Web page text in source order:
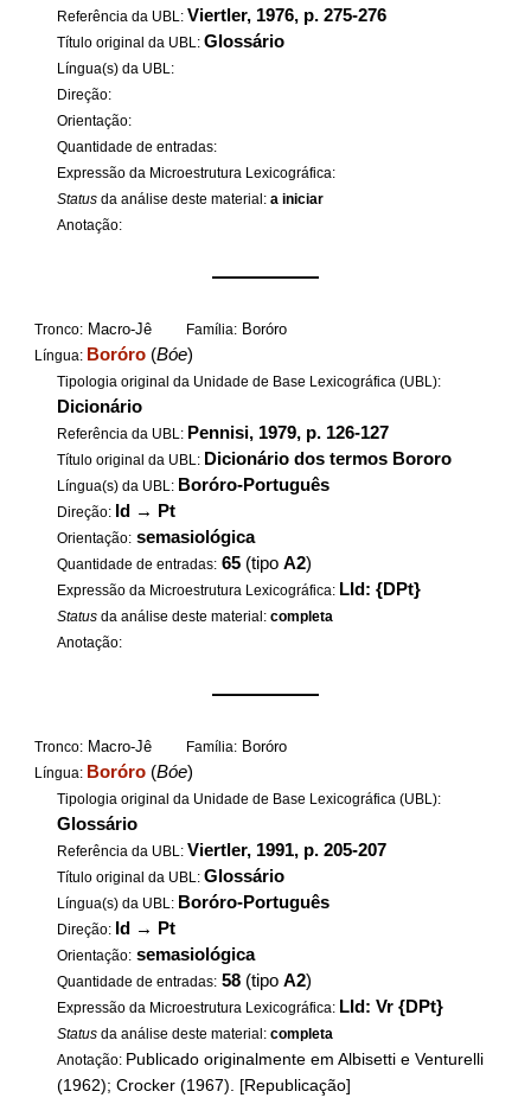
Referência da UBL: Viertler, 1976, p. 275-276
Título original da UBL:Glossário
Língua(s) da UBL:
Direção:
Orientação:
Quantidade de entradas:
Expressão da Microestrutura Lexicográfica:
Status da análise deste material:a iniciar
Anotação:
——————
Tronco: Macro-Jê Família: Boróro
Língua: Boróro (Bóe)
Tipologia original da Unidade de Base Lexicográfica (UBL):
Dicionário
Referência da UBL: Pennisi, 1979, p. 126-127
Título original da UBL: Dicionário dos termos Bororo
Língua(s) da UBL: Boróro-Português
Direção: Id → Pt
Orientação: semasiológica
Quantidade de entradas: 65 (tipoA2)
Expressão da Microestrutura Lexicográfica: LId: {DPt}
Status da análise deste material:completa
Anotação:
——————
Tronco: Macro-Jê Família: Boróro
Língua: Boróro (Bóe)
Tipologia original da Unidade de Base Lexicográfica (UBL):
Glossário
Referência da UBL: Viertler, 1991, p. 205-207
Título original da UBL:Glossário
Língua(s) da UBL: Boróro-Português
Direção: Id → Pt
Orientação: semasiológica
Quantidade de entradas: 58 (tipoA2)
Expressão da Microestrutura Lexicográfica: LId: Vr {DPt}
Status da análise deste material:completa
Anotação: Publicado originalmente em Albisetti e Venturelli
(1962); Crocker (1967). [Republicação]